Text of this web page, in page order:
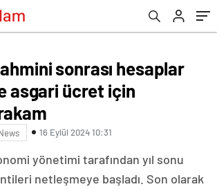
sonrası hesaplar
asgari ücret için
16 Eylül 2024 10:31
yönetimi tarafından yıl sonu
netleşmeye başladı. Son olarak